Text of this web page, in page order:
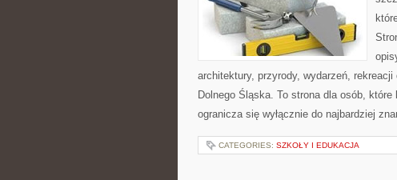
architektury, przyrody, wydarzeń,
Dolnego Śląska. To strona dla osób,
ogranicza się wyłącznie do najbardziej
CATEGORIES: SZKOŁY I EDUKACJA